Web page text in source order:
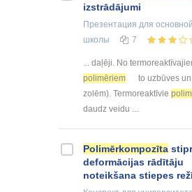
izstrādājumi
Презентация для основной
школы
7
... daļēji. No
polimēriem
to uzbūves
zolēm). Termoreaktīvie
daudz veidu ...
Polimērkompozīta
deformācijas rādītāju
noteikšana stiepes